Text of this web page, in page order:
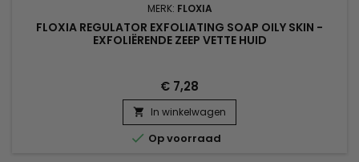
MERK: FLOXIA
FLOXIA REGULATOR EXFOLIATING SOAP OILY SKIN -
EXFOLIËRENDE ZEEP VETTE HUID
€ 7,28
 In winkelwagen
 Op voorraad